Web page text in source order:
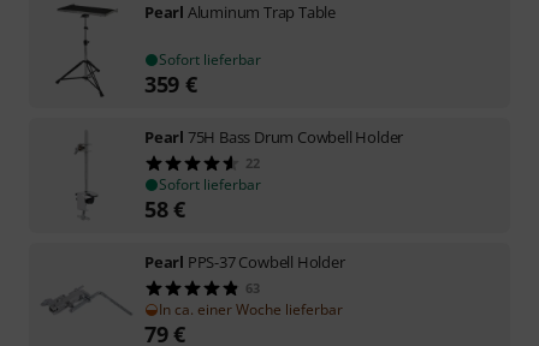
Pearl Aluminum Trap Table
Sofort lieferbar
359 €
Pearl 75H Bass Drum Cowbell Holder
22
Sofort lieferbar
58€
Pearl PPS-37 Cowbell Holder
63
In ca. einer Woche lieferbar
79€